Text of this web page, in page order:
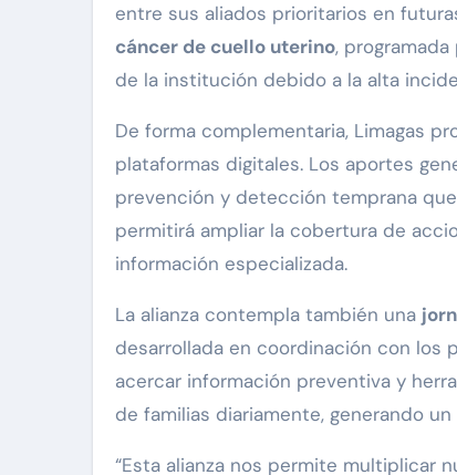
entre sus aliados prioritarios en
cáncer de cuello uterino,
de la institución debido a la alta
De forma complementaria, Limagas
plataformas digitales. Los aportes
prevención y detección temprana
permitirá ampliar la cobertura de
información especializada.
La alianza contempla también una
desarrollada en coordinación con los
acercar información preventiva y
de familias diariamente, generando
“Esta alianza nos permite multiplicar